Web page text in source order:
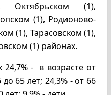
Октябрьском (1),
(1), Родионово-
(1), Тарасовском (1),
(1) районах.
- в возрасте от
65 лет; 24,3% - от 66